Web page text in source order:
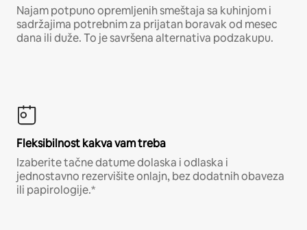
Najam potpuno opremljenih smeštaja sa kuhinjom i
sadržajima potrebnim za prijatan boravak od mesec
dana ili duže. To je savršena alternativa podzakupu.
Fleksibilnost kakva vam treba
Izaberite tačne datume dolaska i odlaska i
jednostavno rezervišite onlajn, bez dodatnih obaveza
ili papirologije.*